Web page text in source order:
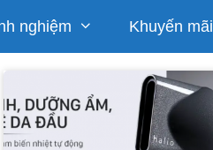
nghiệm Khuyến mãi